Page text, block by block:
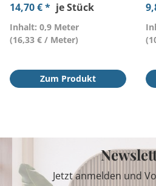
14,70 € * je Stück
Inhalt: 0,9 Meter
(16,33 € / Meter)
Zum Produkt
Jetzt anmelden und